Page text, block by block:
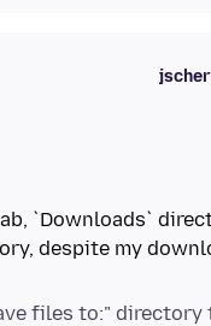
`Downloads`
despite my
files to:"